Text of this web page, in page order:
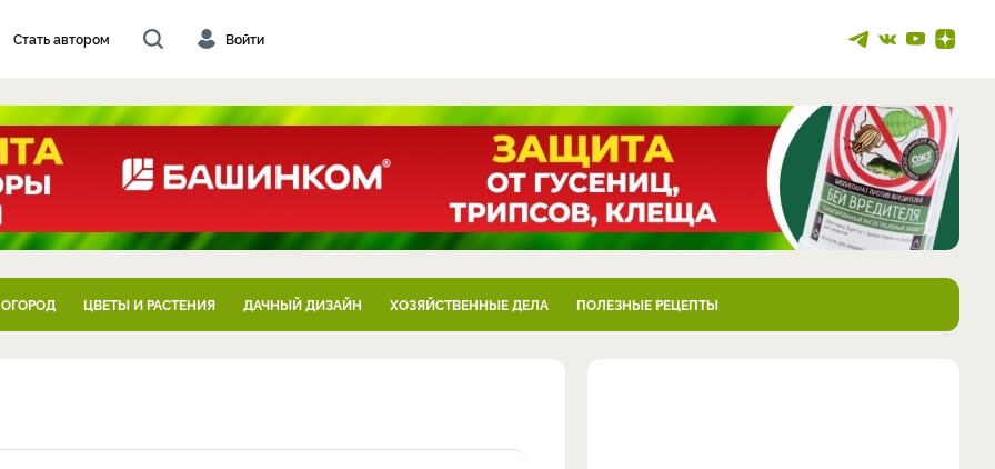
Стать автором Войти
ЦВЕТЫ И РАСТЕНИЯ ДАЧНЫЙ ДИЗАЙН ХОЗЯЙСТВЕННЫЕ ДЕЛА ПОЛЕЗНЫЕ РЕЦЕПТЫ